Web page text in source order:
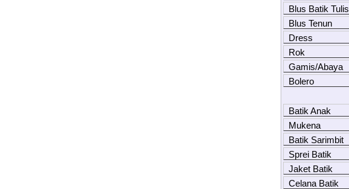
Blus Batik Tulis
Blus Tenun
Dress
Rok
Gamis/Abaya
Bolero
Batik Anak
Mukena
Batik Sarimbit
Sprei Batik
Jaket Batik
Celana Batik